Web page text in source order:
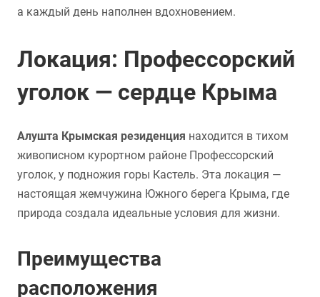
а каждый день наполнен вдохновением.
Локация: Профессорский
уголок — сердце Крыма
Алушта Крымская резиденция находится в тихом
живописном курортном районе Профессорский
уголок, у подножия горы Кастель. Эта локация —
настоящая жемчужина Южного берега Крыма, где
природа создала идеальные условия для жизни.
Преимущества
расположения